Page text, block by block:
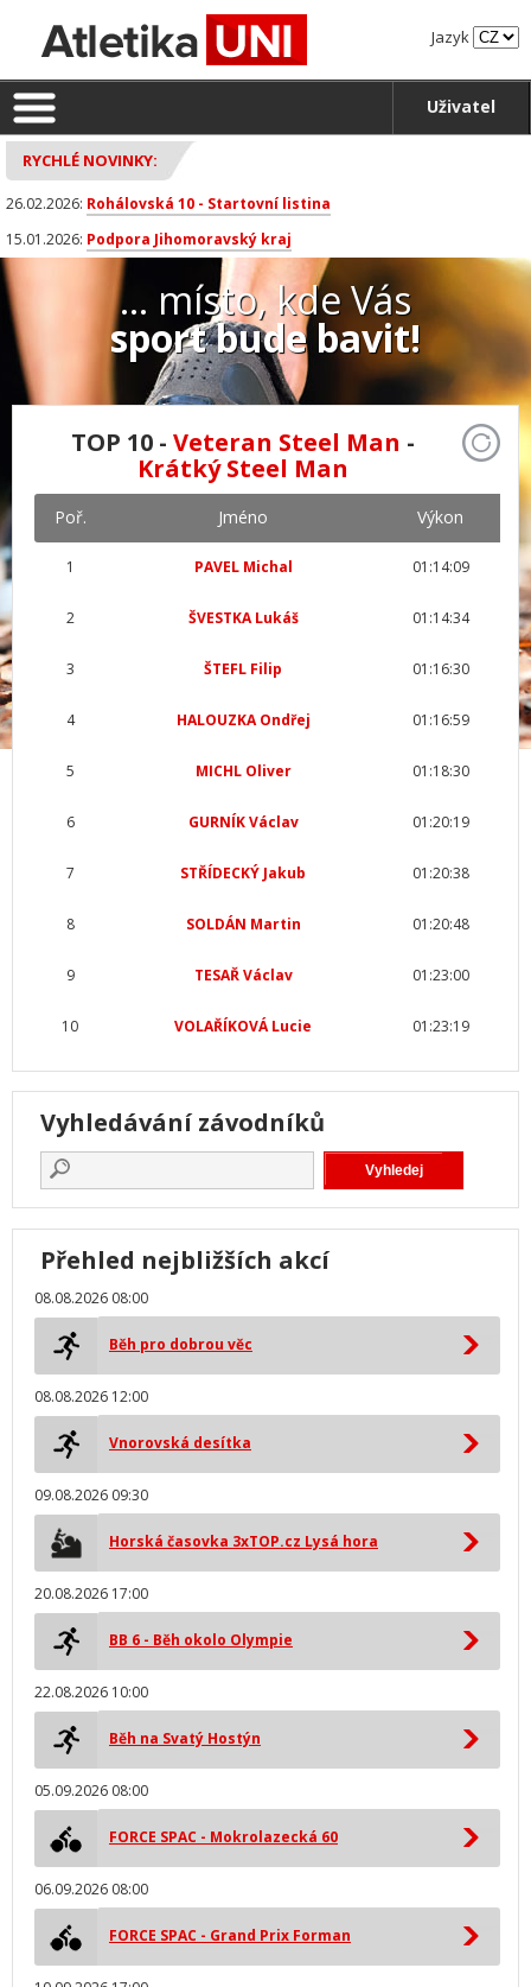
Jazyk
Uživatel
RYCHLÉ NOVINKY:
26.02.2026: Rohálovská 10 - Startovní listina
15.01.2026: Podpora Jihomoravský kraj
... místo, kde Vás
sport bude bavit!
TOP 10 - Veteran Steel Man -
Krátký Steel Man
Poř. Jméno Výkon
1 PAVEL Michal 01:14:09
2 ŠVESTKA Lukáš 01:14:34
3 ŠTEFL Filip 01:16:30
4 HALOUZKA Ondřej 01:16:59
5 MICHL Oliver 01:18:30
6 GURNÍK Václav 01:20:19
7 STŘÍDECKÝ Jakub 01:20:38
8 SOLDÁN Martin 01:20:48
9 TESAŘ Václav 01:23:00
10 VOLAŘÍKOVÁ Lucie 01:23:19
Vyhledávání závodníků
Přehled nejbližších akcí
08.08.2026 08:00
Běh pro dobrou věc
08.08.2026 12:00
Vnorovská desítka
09.08.2026 09:30
Horská časovka 3xTOP.cz Lysá hora
20.08.2026 17:00
BB 6 - Běh okolo Olympie
22.08.2026 10:00
Běh na Svatý Hostýn
05.09.2026 08:00
FORCE SPAC - Mokrolazecká 60
06.09.2026 08:00
FORCE SPAC - Grand Prix Forman